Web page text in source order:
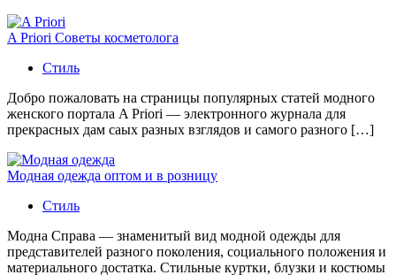
A Priori Советы косметолога
Стиль
Добро пожаловать на страницы популярных статей модного
женского портала A Priori — электронного журнала для
прекрасных дам саых разных взглядов и самого разного […]
Модная одежда оптом и в розницу
Стиль
Модна Справа — знаменитый вид модной одежды для
представителей разного поколения, социального положения и
материального достатка. Стильные куртки, блузки и костюмы